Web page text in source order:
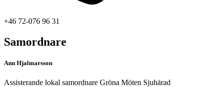
+46 72-076 96 31
Samordnare
Ann Hjalmarsson
Assisterande lokal samordnare Gröna Möten Sjuhärad